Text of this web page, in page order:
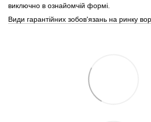
виключно в ознайомчій формі.
Види гарантійних зобов'язань на ринку